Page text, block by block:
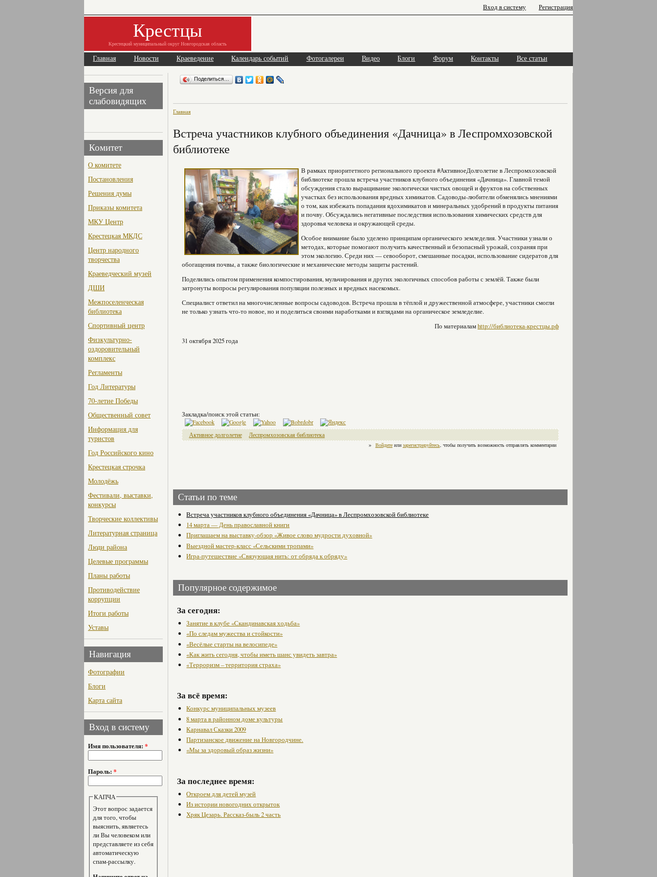
Вход в систему Регистрация
Крестцы
Крестецкий муниципальный округ Новгородская область
Главная Новости Краеведение Календарь событий Фотогалереи Видео Блоги Форум Контакты Все статьи
Версия для
слабовидящих
Комитет
О комитете
Постановления
Решения думы
Приказы комитета
МКУ Центр
Крестецкая МКДС
Центр народного
творчества
Краеведческий музей
ДШИ
Межпоселенческая
библиотека
Спортивный центр
Физкультурно-
оздоровительный
комплекс
Регламенты
Год Литературы
70-летие Победы
Общественный совет
Информация для
туристов
Год Российского кино
Крестецкая строчка
Молодёжь
Фестивали, выставки,
конкурсы
Творческие коллективы
Литературная страница
Люди района
Целевые программы
Планы работы
Противодействие
коррупции
Итоги работы
Уставы
Навигация
Фотографии
Блоги
Карта сайта
Вход в систему
Имя пользователя: *
Пароль: *
КАПЧА
Этот вопрос задается
для того, чтобы
выяснить, являетесь
ли Вы человеком или
представляете из себя
автоматическую
спам-рассылку.
Поделиться…
Главная
Встреча участников клубного объединения «Дачница» в Леспромхозовской
библиотеке
В рамках приоритетного регионального проекта #АктивноеДолголетие в Леспромхозовской
библиотеке прошла встреча участников клубного объединения «Дачница». Главной темой
обсуждения стало выращивание экологически чистых овощей и фруктов на собственных
участках без использования вредных химикатов. Садоводы-любители обменялись мнениями
о том, как избежать попадания ядохимикатов и минеральных удобрений в продукты питания
и почву. Обсуждались негативные последствия использования химических средств для
здоровья человека и окружающей среды.
Особое внимание было уделено принципам органического земледелия. Участники узнали о
методах, которые помогают получить качественный и безопасный урожай, сохраняя при
этом экологию. Среди них — севооборот, смешанные посадки, использование сидератов для
обогащения почвы, а также биологические и механические методы защиты растений.
Поделились опытом применения компостирования, мульчирования и других экологичных способов работы с землёй. Также были
затронуты вопросы регулирования популяции полезных и вредных насекомых.
Специалист ответил на многочисленные вопросы садоводов. Встреча прошла в тёплой и дружественной атмосфере, участники смогли
не только узнать что-то новое, но и поделиться своими наработками и взглядами на органическое земледелие.
По материаламhttp://библиотека-крестцы.рф
31 октября 2025 года
Закладка/поиск этой статьи:
Активное долголетие
Леспромхозовская библиотека
»
Войдитеили зарегистрируйтесь, чтобы получить возможность отправлять комментарии
Статьи по теме
Встреча участников клубного объединения «Дачница» в Леспромхозовской библиотеке
14 марта — День православной книги
Приглашаем на выставку-обзор «Живое слово мудрости духовной»
Выездной мастер-класс «Сельскими тропами»
Игра-путешествие «Связующая нить: от обряда к обряду»
Популярное содержимое
За сегодня:
Занятие в клубе «Скандинавская ходьба»
«По следам мужества и стойкости»
«Весёлые старты на велосипеде»
«Как жить сегодня, чтобы иметь шанс увидеть завтра»
«Терроризм – территория страха»
За всё время:
Конкурс муниципальных музеев
8 марта в районном доме культуры
Карнавал Сказки 2009
Партизанское движение на Новгородчине.
«Мы за здоровый образ жизни»
За последнее время:
Откроем для детей музей
Из истории новогодних открыток
Хряк Цезарь. Рассказ-быль 2 часть